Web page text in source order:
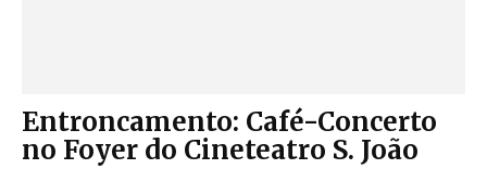
Entroncamento: Café-Concerto
no Foyer do Cineteatro S. João